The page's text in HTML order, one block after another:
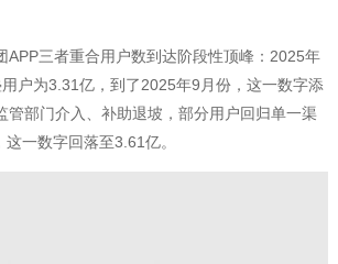
三者重合用户数到达阶段性顶峰：2025年
户为3.31亿，到了2025年9月份，这一数字添
管部门介入、补助退坡，部分用户回归单一渠
一数字回落至3.61亿。